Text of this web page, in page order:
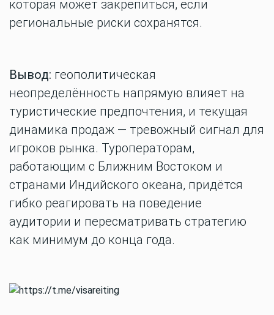
которая может закрепиться, если
региональные риски сохранятся.
Вывод: геополитическая
неопределённость напрямую влияет на
туристические предпочтения, и текущая
динамика продаж — тревожный сигнал для
игроков рынка. Туроператорам,
работающим с Ближним Востоком и
странами Индийского океана, придётся
гибко реагировать на поведение
аудитории и пересматривать стратегию
как минимум до конца года.